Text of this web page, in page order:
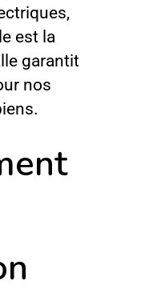
est la
garantit
nos